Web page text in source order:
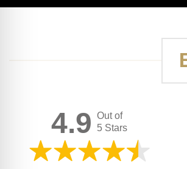
4.9 Out of
5 Stars